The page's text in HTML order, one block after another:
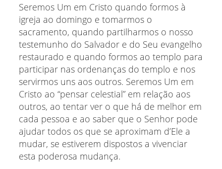
Seremos Um em Cristo quando formos à
igreja ao domingo e tomarmos o
sacramento, quando partilharmos o nosso
testemunho do Salvador e do Seu evangelho
restaurado e quando formos ao templo para
participar nas ordenanças do templo e nos
servirmos uns aos outros. Seremos Um em
Cristo ao “pensar celestial” em relação aos
outros, ao tentar ver o que há de melhor em
cada pessoa e ao saber que o Senhor pode
ajudar todos os que se aproximam d’Ele a
mudar, se estiverem dispostos a vivenciar
esta poderosa mudança.